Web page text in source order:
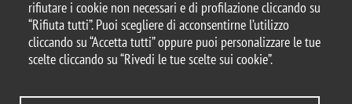
rifiutare i cookie non necessari e di profilazione cliccando su
“Rifiuta tutti”. Puoi scegliere di acconsentirne l’utilizzo
cliccando su “Accetta tutti” oppure puoi personalizzare le tue
scelte cliccando su “Rivedi le tue scelte sui cookie”.
Casella PEC:ateneo.bicocca@pec.unimib.it
P.I. 12621570154 |
redazioneweb.formazione@unimib.it